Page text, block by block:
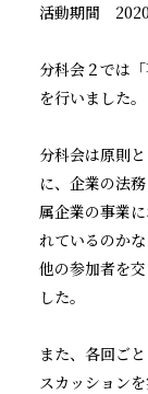
活動期間
分科会２では
を行いました。
分科会は原則
に、企業の法
属企業の事業
れているのか
他の参加者を
した。
また、各回ご
スカッションを